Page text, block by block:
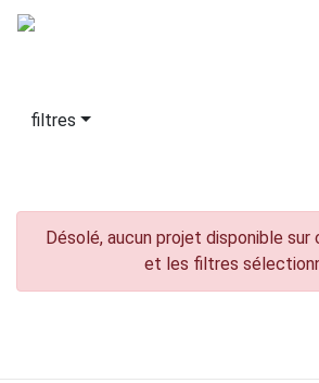
filtres
Désolé, aucun projet disponible
et les filtres